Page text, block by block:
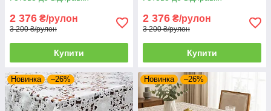
2 376 ₴/рулон
3 200 ₴/рулон
Купити
2 376 ₴/рулон
3 200 ₴/рулон
Купити
Новинка –26% Новинка –26%